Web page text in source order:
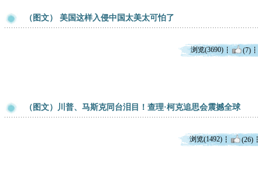
（图文） 美国这样入侵中国太美太可怕了
浏览(3690) (7)
（图文）川普、马斯克同台泪目！查理·柯克追思会震撼全球
浏览(1492) (26)